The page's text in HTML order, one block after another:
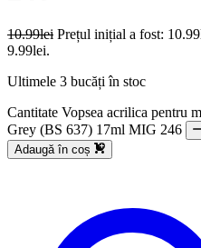
10.99lei Prețul inițial a fost:
9.99lei.
Ultimele 3 bucăți în stoc
Cantitate Vopsea acrilica pentru
Grey (BS 637) 17ml MIG 246
Adaugă în coș